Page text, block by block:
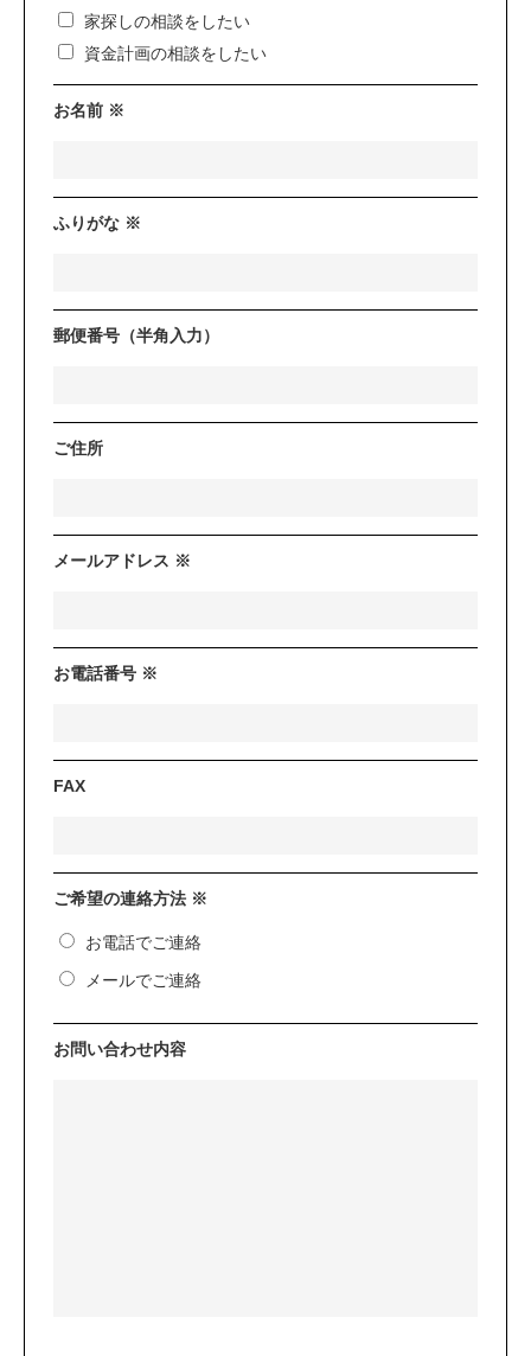
家探しの相談をしたい
資金計画の相談をしたい
お名前 ※
ふりがな ※
郵便番号（半角入力）
ご住所
メールアドレス ※
お電話番号 ※
FAX
ご希望の連絡方法 ※
お電話でご連絡
メールでご連絡
お問い合わせ内容